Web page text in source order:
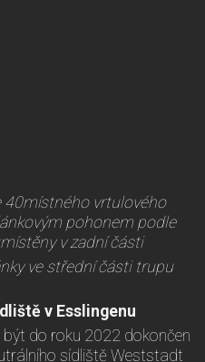
40místného vrtulového
pohonem podle
v zadní části
ve střední části trupu
v Esslingenu
do roku 2022 dokončen
sídliště Weststadt